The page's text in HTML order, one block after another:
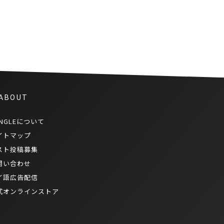
について
トマップ
ト投稿募集
い合わせ
語広告配信
オンラインストア